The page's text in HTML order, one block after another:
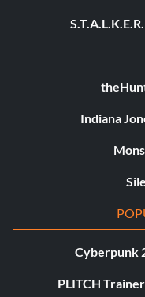
Indiana
Cyberpunk
PLITCH